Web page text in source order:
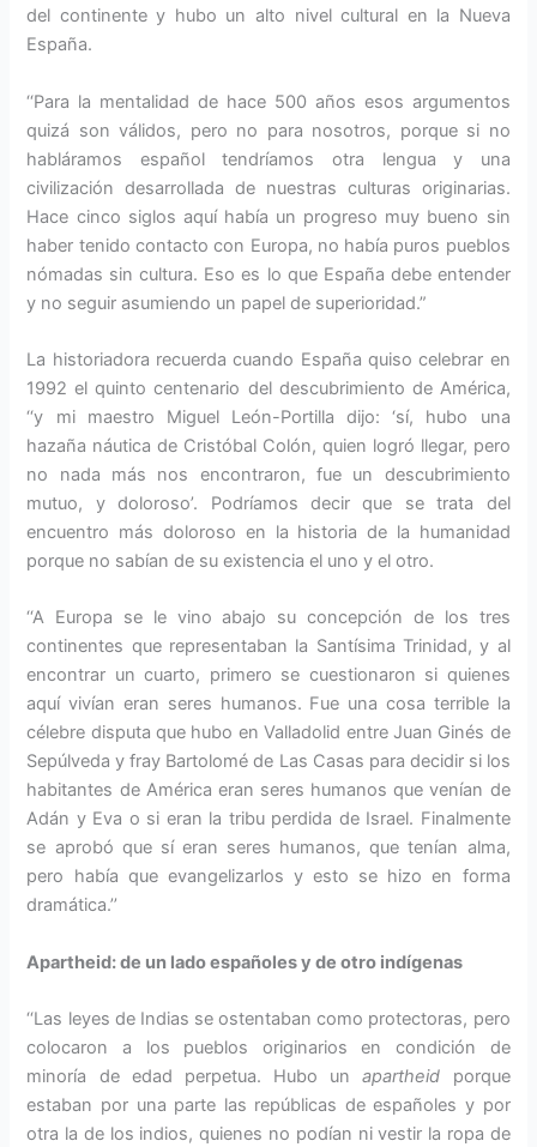
del continente y hubo un alto nivel cultural en la Nueva
España.
‘‘Para la mentalidad de hace 500 años esos argumentos
quizá son válidos, pero no para nosotros, porque si no
habláramos español tendríamos otra lengua y una
civilización desarrollada de nuestras culturas originarias.
Hace cinco siglos aquí había un progreso muy bueno sin
haber tenido contacto con Europa, no había puros pueblos
nómadas sin cultura. Eso es lo que España debe entender
y no seguir asumiendo un papel de superioridad.”
La historiadora recuerda cuando España quiso celebrar en
1992 el quinto centenario del descubrimiento de América,
‘‘y mi maestro Miguel León-Portilla dijo: ‘sí, hubo una
hazaña náutica de Cristóbal Colón, quien logró llegar, pero
no nada más nos encontraron, fue un descubrimiento
mutuo, y doloroso’. Podríamos decir que se trata del
encuentro más doloroso en la historia de la humanidad
porque no sabían de su existencia el uno y el otro.
‘‘A Europa se le vino abajo su concepción de los tres
continentes que representaban la Santísima Trinidad, y al
encontrar un cuarto, primero se cuestionaron si quienes
aquí vivían eran seres humanos. Fue una cosa terrible la
célebre disputa que hubo en Valladolid entre Juan Ginés de
Sepúlveda y fray Bartolomé de Las Casas para decidir si los
habitantes de América eran seres humanos que venían de
Adán y Eva o si eran la tribu perdida de Israel. Finalmente
se aprobó que sí eran seres humanos, que tenían alma,
pero había que evangelizarlos y esto se hizo en forma
dramática.’’
Apartheid: de un lado españoles y de otro indígenas
‘‘Las leyes de Indias se ostentaban como protectoras, pero
colocaron a los pueblos originarios en condición de
minoría de edad perpetua. Hubo unapartheid porque
estaban por una parte las repúblicas de españoles y por
otra la de los indios, quienes no podían ni vestir la ropa de